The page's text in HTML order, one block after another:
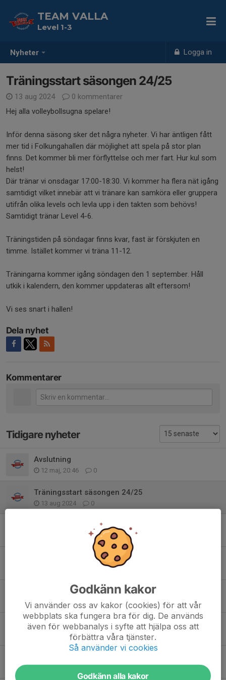
Nyheter Logga in
TEAM VALLA
Level 1-3
Träningsstart säsongen 24/25
13 aug 2024
0 kommentarer
Hej alla volleybollsugna spelare!
Inför denna säsong sker det några nyheter. Vi har äntligen fått
mer tid i Folkungahallen där möjlighet att spela på stor plan
finns. Det kommer bli mer förflyttelse och mer fart. Hur kul som
helst!
Där tränar vi onsdagar 17:00-18:30. Vi kommer ha flera nät igång
samtidigt vilket innebär att vi tränare kan samköra eller gruppera
utifrån olika levels och levla upp i den takten som behövs!
Samtidigt tränar Level 4-6.
Träningstiden på söndagar finns kvar, fast är förskjuten en
timme. Istället kommer vi träna 11-12.
Träningarna kommer igång söndagen den 1 september. Håll
utkik i kalendern, den kommer uppdateras allt eftersom!
Vi ses snart i hallen!
Dela nyhet
Kommentarer
Tidigare nyheter
Avslutning
12 maj, 20:46 0
Träningsstart säsongen 24/25
13 aug 2024 0
0
Säsongen 2023/2024
Sista träning för säsongen
22 apr 2023
Beachcamp vecka 26
8 jun 2022 0
16 dec 2020 1
Godkänn kakor
Vi använder oss av kakor (cookies) för att vår
webbplats ska fungera bra för dig. De används
även för webbanalys i syfte att hjälpa oss att
förbättra våra tjänster.
Så använder vi cookies
Godkänn alla kakor